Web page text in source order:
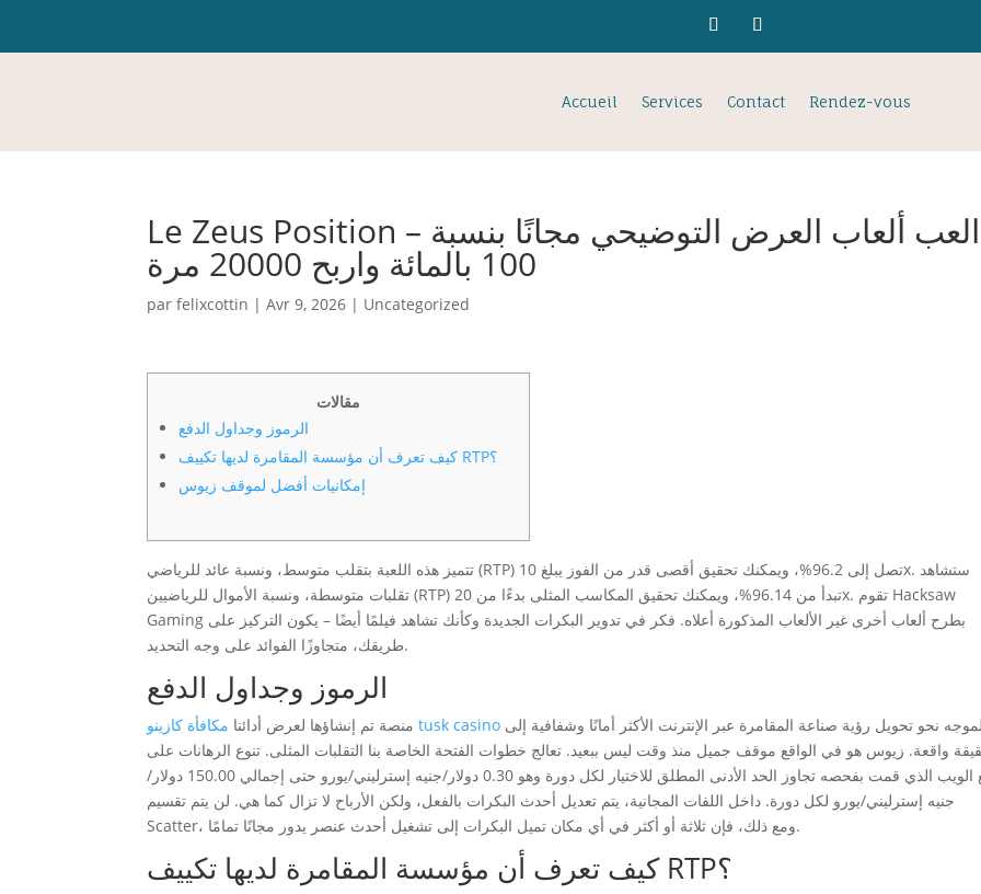
Accueil Services Contact Rendez-vous
Le Zeus Position – العب ألعاب العرض التوضيحي مجانًا بنسبة
100 بالمائة واربح 20000 مرة
parfelixcottin |Avr 9, 2026 | Uncategorized
مقالات
الرموز وجداول الدفع
كيف تعرف أن مؤسسة المقامرة لديها تكييف RTP؟
إمكانيات أفضل لموقف زيوس
تتميز هذه اللعبة بتقلب متوسط، ونسبة عائد للرياضي (RTP) تصل إلى 96.2%، ويمكنك تحقيق أقصى قدر من الفوز يبلغ 10x. ستشاهد
تقلبات متوسطة، ونسبة الأموال للرياضيين (RTP) تبدأ من 96.14%، ويمكنك تحقيق المكاسب المثلى بدءًا من 20x. تقوم Hacksaw
Gaming بطرح ألعاب أخرى غير الألعاب المذكورة أعلاه. فكر في تدوير البكرات الجديدة وكأنك تشاهد فيلمًا أيضًا – يكون التركيز على
طريقك، متجاوزًا الفوائد على وجه التحديد.
الرموز وجداول الدفع
منصة تم إنشاؤها لعرض أدائنا مكافأة كازينو tusk casino
واقعة. زيوس هو في الواقع موقف جميل منذ وقت ليس ببعيد. تعالج خطوات الفتحة الخاصة بنا التقلبات المثلى. تنوع الرهانات على
موقع الويب الذي قمت بفحصه تجاوز الحد الأدنى المطلق للاختيار لكل دورة وهو 0.30 دولار/جنيه إسترليني/يورو حتى إجمالي 150.00 دولار/
جنيه إسترليني/يورو لكل دورة. داخل اللفات المجانية، يتم تعديل أحدث البكرات بالفعل، ولكن الأرباح لا تزال كما هي. لن يتم تقسيم
Scatter، ومع ذلك، فإن ثلاثة أو أكثر في أي مكان تميل البكرات إلى تشغيل أحدث عنصر يدور مجانًا تمامًا.
كيف تعرف أن مؤسسة المقامرة لديها تكييف RTP؟